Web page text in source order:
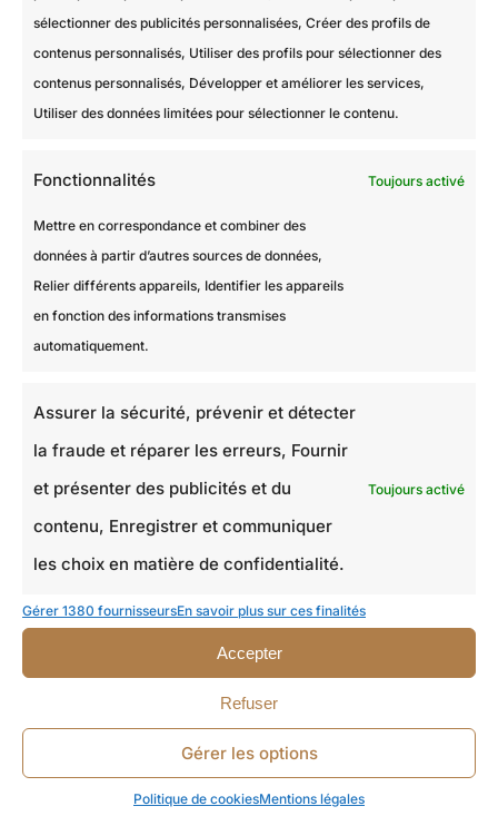
sélectionner des publicités personnalisées, Créer des profils de
contenus personnalisés, Utiliser des profils pour sélectionner des
contenus personnalisés, Développer et améliorer les services,
Utiliser des données limitées pour sélectionner le contenu.
Fonctionnalités Toujours activé
Mettre en correspondance et combiner des
données à partir d’autres sources de données,
Relier différents appareils, Identifier les appareils
en fonction des informations transmises
automatiquement.
Assurer la sécurité, prévenir et détecter
la fraude et réparer les erreurs, Fournir
et présenter des publicités et du
contenu, Enregistrer et communiquer
les choix en matière de confidentialité.
Toujours activé
Gérer 1380 fournisseursEn savoir plus sur ces finalités
Accepter
Refuser
Gérer les options
Politique de cookiesMentions légales
Appartement Maison
Un détail sur votre projet
* En cliquant sur le bouton "ENVOYER LA DEMANDE" vous
acceptez
la politique de confidentialité
ENVOYER LA DEMANDE
Nos projets récents